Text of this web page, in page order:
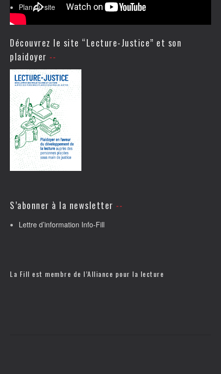
Plan du site
Découvrez le site “Lecture-Justice” et son
plaidoyer
S’abonner à la newsletter
Lettre d’information Info-Fill
La Fill est membre de l’Alliance pour la lecture